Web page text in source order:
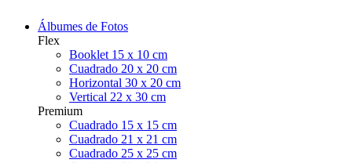
Álbumes de Fotos
Flex
Booklet 15 x 10 cm
Cuadrado 20 x 20 cm
Horizontal 30 x 20 cm
Vertical 22 x 30 cm
Premium
Cuadrado 15 x 15 cm
Cuadrado 21 x 21 cm
Cuadrado 25 x 25 cm